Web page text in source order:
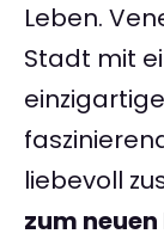
Leben.
Stadt mit
liebevoll
zum